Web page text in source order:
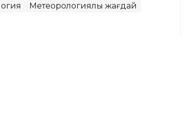
Метеорологиялық жағдай